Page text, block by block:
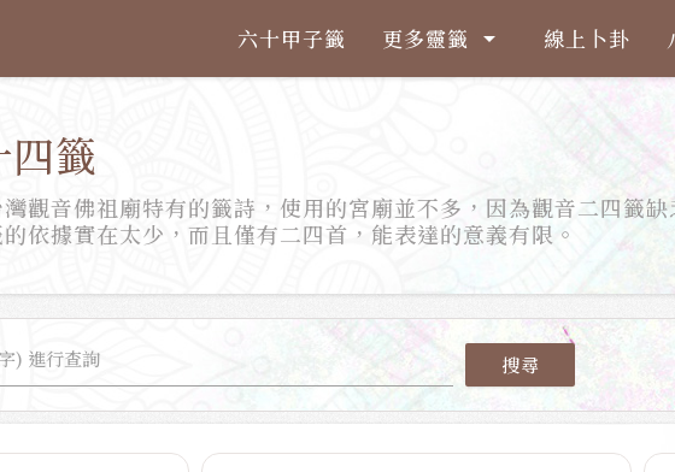
六十甲子籤 更多靈籤 arrow_drop_down 線上卜卦
籤
觀音佛祖廟特有的籤詩，使用的宮廟並不多，因為觀音二四籤缺
依據實在太少，而且僅有二四首，能表達的意義有限。
搜尋